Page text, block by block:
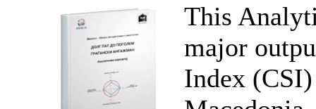
This
major
Index